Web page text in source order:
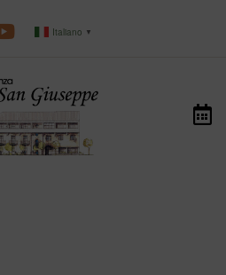
Italiano ▼